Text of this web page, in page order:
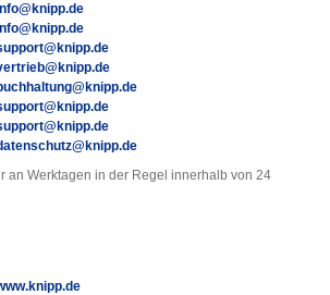
an Werktagen in der Regel innerhalb von 24